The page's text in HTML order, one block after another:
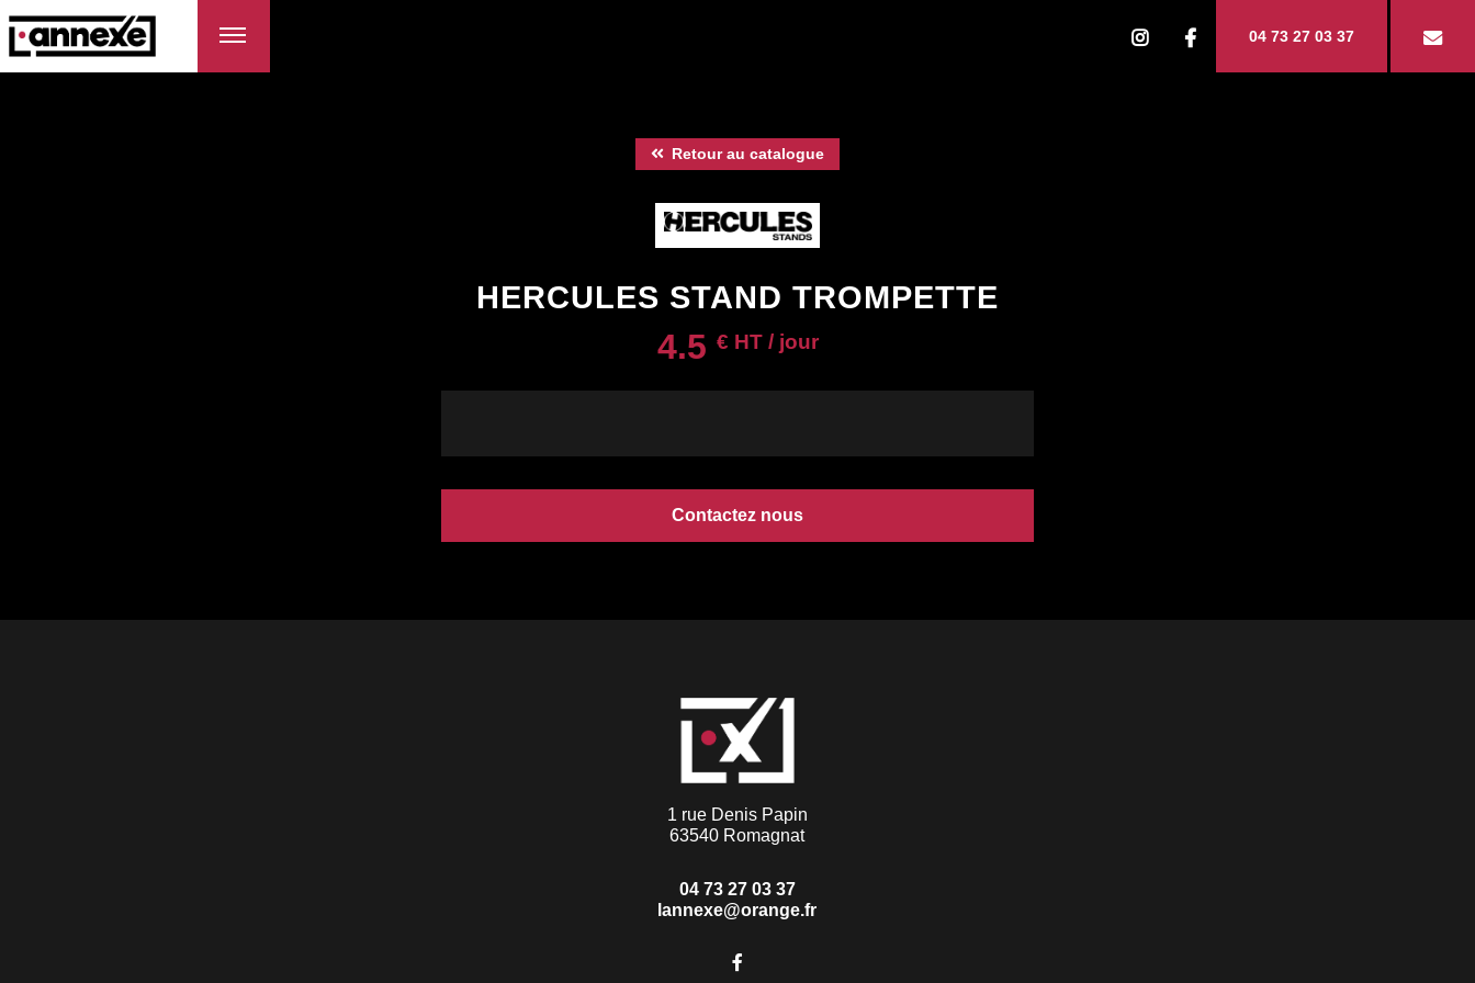
04 73 27 03 37
Retour au catalogue
HERCULES STAND TROMPETTE
4.5 € HT / jour
Contactez nous
1 rue Denis Papin
63540 Romagnat
04 73 27 03 37
lannexe@orange.fr